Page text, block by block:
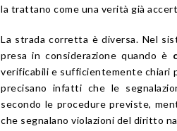
la trattano come una verità già
La strada corretta è diversa. Nel
presa in considerazione quando è
verificabili e sufficientemente chiari
precisano infatti che le
secondo le procedure previste,
che segnalano violazioni del diritto